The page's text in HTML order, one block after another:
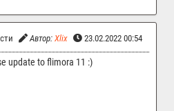
Автор: Xlix 23.02.2022 00:54
update to flimora 11 :)